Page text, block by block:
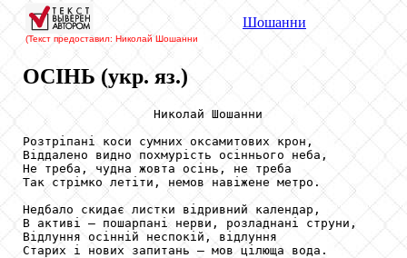
(Текст предоставил: Николай Шошанни
Шошанни
ОСІНЬ (укр. яз.)
                  Николай Шошанни
Розтріпані коси сумних оксамитових крон,
Віддалено видно похмурість осіннього неба,
Не треба, чудна жовта осінь, не треба
Так стрімко летіти, немов навіжене метро.
Недбало скидає листки відривний календар,
В активі — пошарпані нерви, розладнані струни,
Відлуння осінній неспокій, відлуння
Старих і нових запитань — мов цілюща вода.